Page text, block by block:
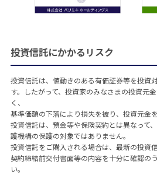
投資信託にかかるリスク
投資信託は、値動きのある有価証券等を投資
す。したがって、投資家のみなさまの投資元
く、
基準価額の下落により損失を被り、投資元金
投資信託は、預金等や保険契約とは異なって
護機構の保護の対象ではありません。
投資信託をご購入される場合は、最新の投資
契約締結前交付書面等の内容を十分に確認の
い。